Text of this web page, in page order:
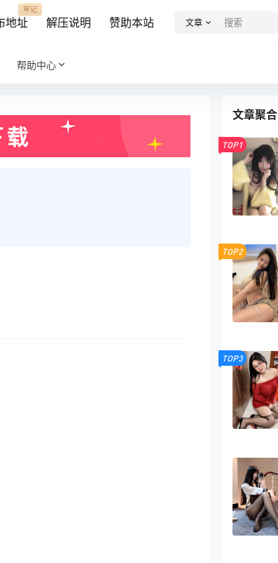
地址
牢记
解压说明 赞助本站 文章
帮助中心
文章聚合
TOP1
TOP2
TOP3